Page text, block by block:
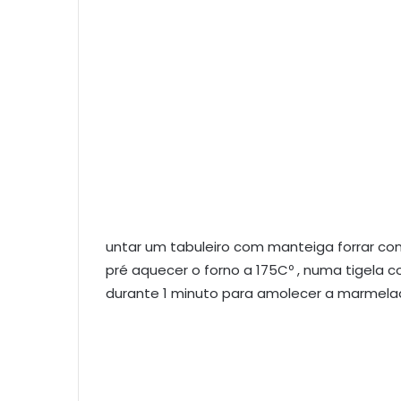
untar um tabuleiro com manteiga forrar
pré aquecer o forno a 175Cº , numa tigela
durante 1 minuto para amolecer a